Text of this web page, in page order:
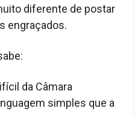
diferente de postar
engraçados.
da Câmara
simples que a